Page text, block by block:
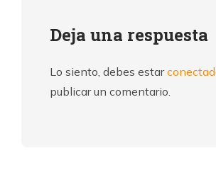
Deja una respuesta
Lo siento, debes estar
publicar un comentario.